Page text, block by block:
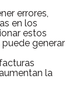
errores,
en los
estos
generar
la